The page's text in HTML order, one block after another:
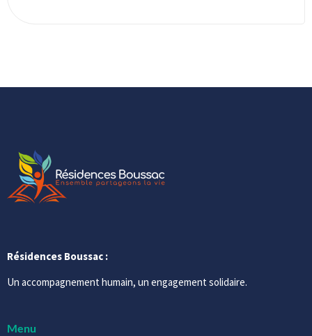
Résidences Boussac :
Un accompagnement humain, un engagement solidaire.
Menu